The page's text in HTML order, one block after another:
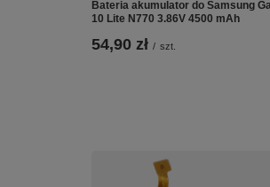
Bateria akumulator do Samsung
10 Lite N770 3.86V 4500 mAh
54,90 zł / szt.